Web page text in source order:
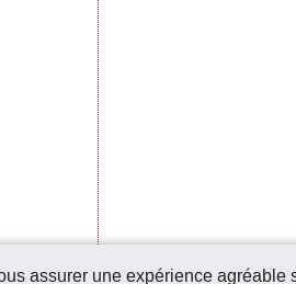
assurer une expérience agréable